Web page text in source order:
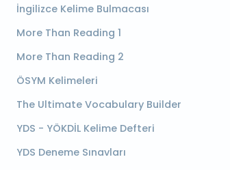
İngilizce Kelime Bulmacası
More Than Reading 1
More Than Reading 2
ÖSYM Kelimeleri
The Ultimate Vocabulary Builder
YDS - YÖKDİL Kelime Defteri
YDS Deneme Sınavları